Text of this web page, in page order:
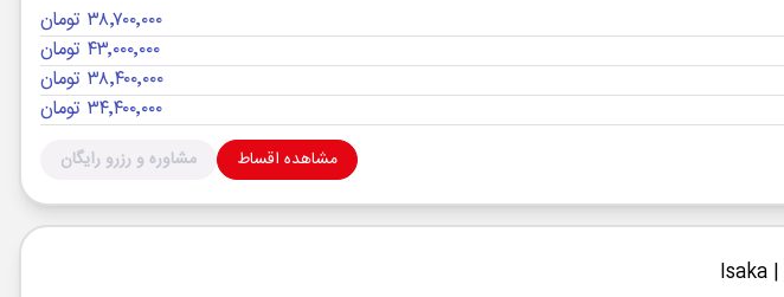
۳۸٬۷۰۰٬۰۰۰ تومان
۴۳٬۰۰۰٬۰۰۰ تومان
۳۸٬۴۰۰٬۰۰۰ تومان
۳۴٬۴۰۰٬۰۰۰ تومان
مشاهده اقساط مشاوره و رزرو رایگان
| Isaka